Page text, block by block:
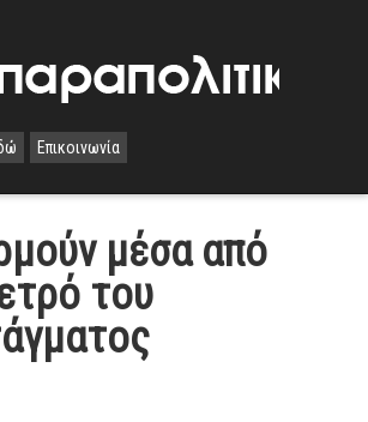
Επικοινωνία
μέσα από
του